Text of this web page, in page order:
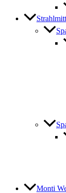
Monti